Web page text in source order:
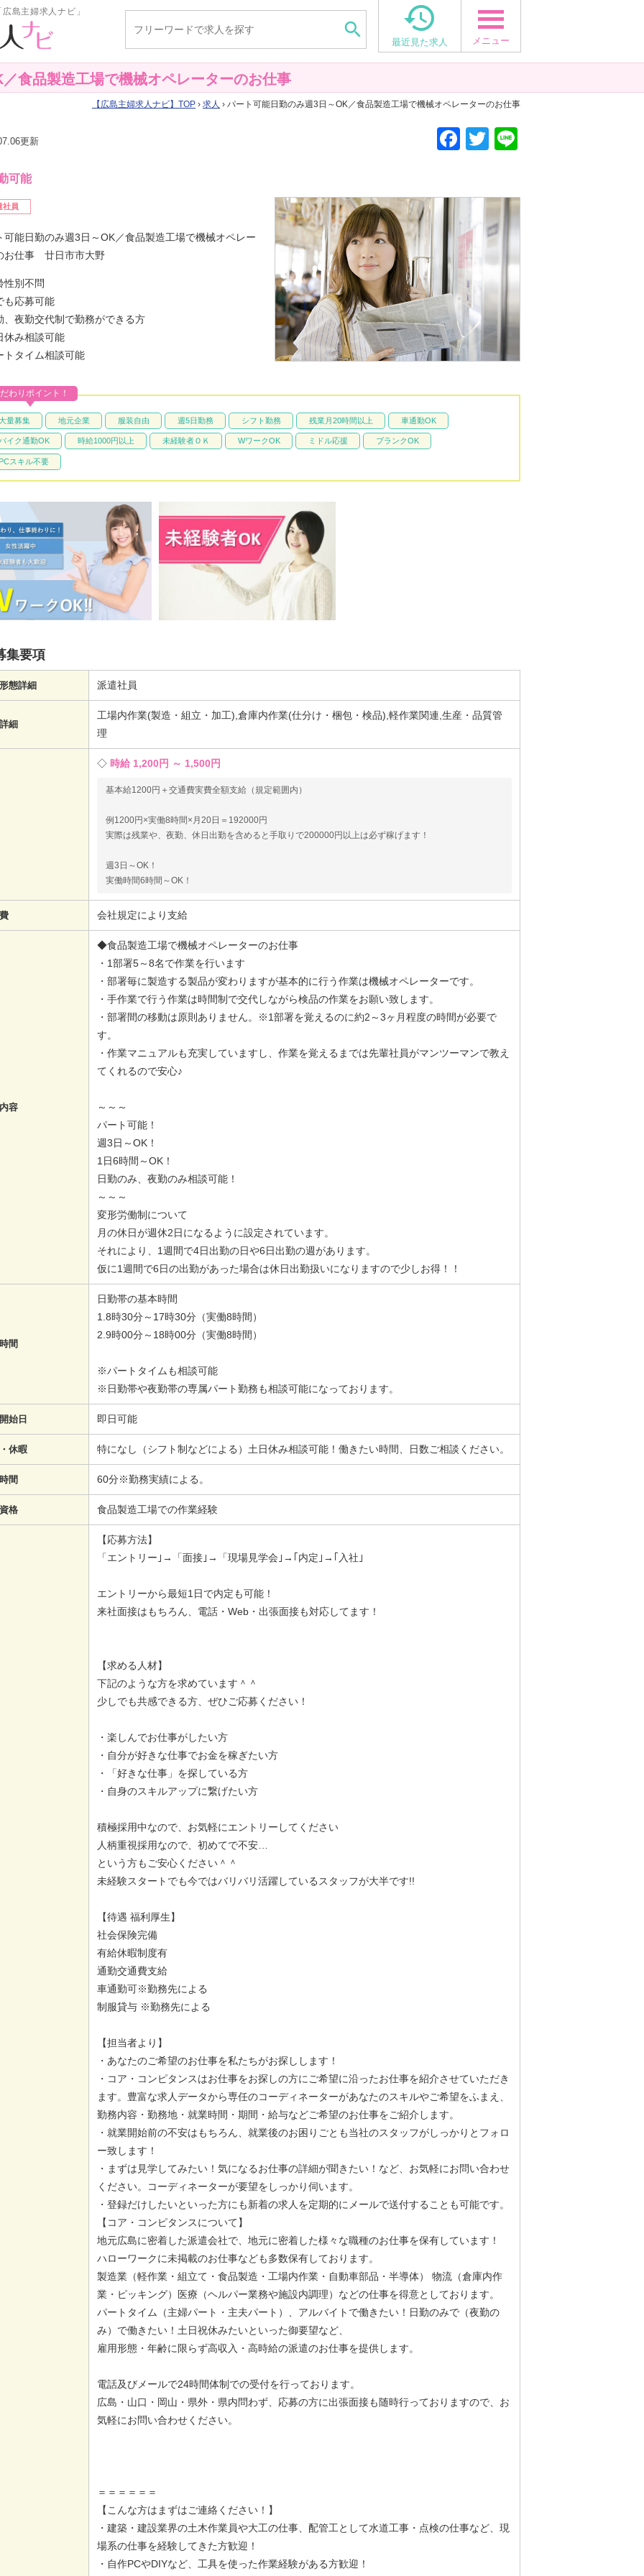
島主婦求人ナビ」
 
最近見た求人 メニュー
食品製造工場で機械オペレーターのお仕事
広島主婦求人ナビ TOP › 求人 › パート可能日勤のみ週3日～OK／食品製造工場で機械オペレーターのお仕事
更新
可能
社員
F
b
o
o
k
T
er
可能日勤のみ週3日～OK／食品製造工場で機械オペレー
お仕事 廿日市市大野
性別不問
も応募可能
、夜勤交代制で勤務ができる方
休み相談可能
トタイム相談可能
量募集 地元企業 服装自由 週5日勤務 シフト勤務 残業月20時間以上 車通勤OK
イク通勤OK 時給1000円以上 未経験者ＯＫ WワークOK ミドル応援 ブランクOK
スキル不要
わりポイント！
集要項
態詳細 派遣社員
細
工場内作業(製造・組立・加工),倉庫内作業(仕分け・梱包・検品),軽作業関連,生産・品質管
理
時給 1,200円 ～ 1,500円
基本給1200円＋交通費実費全額支給（規定範囲内）
例1200円×実働8時間×月20日＝192000円
実際は残業や、夜勤、休日出勤を含めると手取りで200000円以上は必ず稼げます！
週3日～OK！
実働時間6時間～OK！
会社規定により支給
容
◆食品製造工場で機械オペレーターのお仕事
・1部署5～8名で作業を行います
・部署毎に製造する製品が変わりますが基本的に行う作業は機械オペレーターです。
・手作業で行う作業は時間制で交代しながら検品の作業をお願い致します。
・部署間の移動は原則ありません。※1部署を覚えるのに約2～3ヶ月程度の時間が必要で
す。
・作業マニュアルも充実していますし、作業を覚えるまでは先輩社員がマンツーマンで教え
てくれるので安心♪
～～～
パート可能！
週3日～OK！
1日6時間～OK！
日勤のみ、夜勤のみ相談可能！
～～～
変形労働制について
月の休日が週休2日になるように設定されています。
それにより、1週間で4日出勤の日や6日出勤の週があります。
仮に1週間で6日の出勤があった場合は休日出勤扱いになりますので少しお得！！
間
日勤帯の基本時間
1.8時30分～17時30分（実働8時間）
2.9時00分～18時00分（実働8時間）
※パートタイムも相談可能
※日勤帯や夜勤帯の専属パート勤務も相談可能になっております。
始日 即日可能
休暇 特になし（シフト制などによる）土日休み相談可能！働きたい時間、日数ご相談ください。
間 60分※勤務実績による。
格 食品製造工場での作業経験
【応募方法】
「エントリー｣→「面接｣→「現場見学会｣→｢内定｣→｢入社｣
エントリーから最短1日で内定も可能！
来社面接はもちろん、電話・Web・出張面接も対応してます！
【求める人材】
下記のような方を求めています＾＾
少しでも共感できる方、ぜひご応募ください！
・楽しんでお仕事がしたい方
・自分が好きな仕事でお金を稼ぎたい方
・「好きな仕事」を探している方
・自身のスキルアップに繋げたい方
積極採用中なので、お気軽にエントリーしてください
人柄重視採用なので、初めてで不安…
という方もご安心ください＾＾
未経験スタートでも今ではバリバリ活躍しているスタッフが大半です!!
【待遇 福利厚生】
社会保険完備
有給休暇制度有
通勤交通費支給
車通勤可※勤務先による
制服貸与 ※勤務先による
【担当者より】
・あなたのご希望のお仕事を私たちがお探しします！
・コア・コンピタンスはお仕事をお探しの方にご希望に沿ったお仕事を紹介させていただき
ます。豊富な求人データから専任のコーディネーターがあなたのスキルやご希望をふまえ、
勤務内容・勤務地・就業時間・期間・給与などご希望のお仕事をご紹介します。
・就業開始前の不安はもちろん、就業後のお困りごとも当社のスタッフがしっかりとフォロ
ー致します！
・まずは見学してみたい！気になるお仕事の詳細が聞きたい！など、お気軽にお問い合わせ
ください。コーディネーターが要望をしっかり伺います。
・登録だけしたいといった方にも新着の求人を定期的にメールで送付することも可能です。
【コア・コンピタンスについて】
地元広島に密着した派遣会社で、地元に密着した様々な職種のお仕事を保有しています！
ハローワークに未掲載のお仕事なども多数保有しております。
製造業（軽作業・組立て・食品製造・工場内作業・自動車部品・半導体） 物流（倉庫内作
業・ピッキング）医療（ヘルパー業務や施設内調理）などの仕事を得意としております。
パートタイム（主婦パート・主夫パート）、アルバイトで働きたい！日勤のみで（夜勤の
み）で働きたい！土日祝休みたいといった御要望など、
雇用形態・年齢に限らず高収入・高時給の派遣のお仕事を提供します。
電話及びメールで24時間体制での受付を行っております。
広島・山口・岡山・県外・県内問わず、応募の方に出張面接も随時行っておりますので、お
気軽にお問い合わせください。
＝＝＝＝＝＝
【こんな方はまずはご連絡ください！】
・建築・建設業界の土木作業員や大工の仕事、配管工として水道工事・点検の仕事など、現
場系の仕事を経験してきた方歓迎！
・自作PCやDIYなど、工具を使った作業経験がある方歓迎！